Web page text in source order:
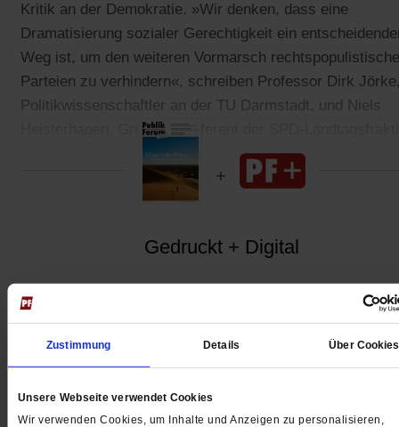
Zustimmung Details Über Cookies
Unsere Webseite verwendet Cookies
Wir verwenden Cookies, um Inhalte und Anzeigen zu personalisieren,
Kritik an der Demokratie. »Wir denken, dass eine
Dramatisierung sozialer Gerechtigkeit ein
Weg ist, um den weiteren Vormarsch
Parteien zu verhindern«, schreiben Professor Dirk
Politikwissenschaftler an der TU Darmstadt, und Niels
Heisterhagen, Grundsatzreferent der SPD-
in Rheinland-Pfalz, in der
. Doch ist dies wirklich so?
Gedruckt + Digital
Jetzt für 5 € testen